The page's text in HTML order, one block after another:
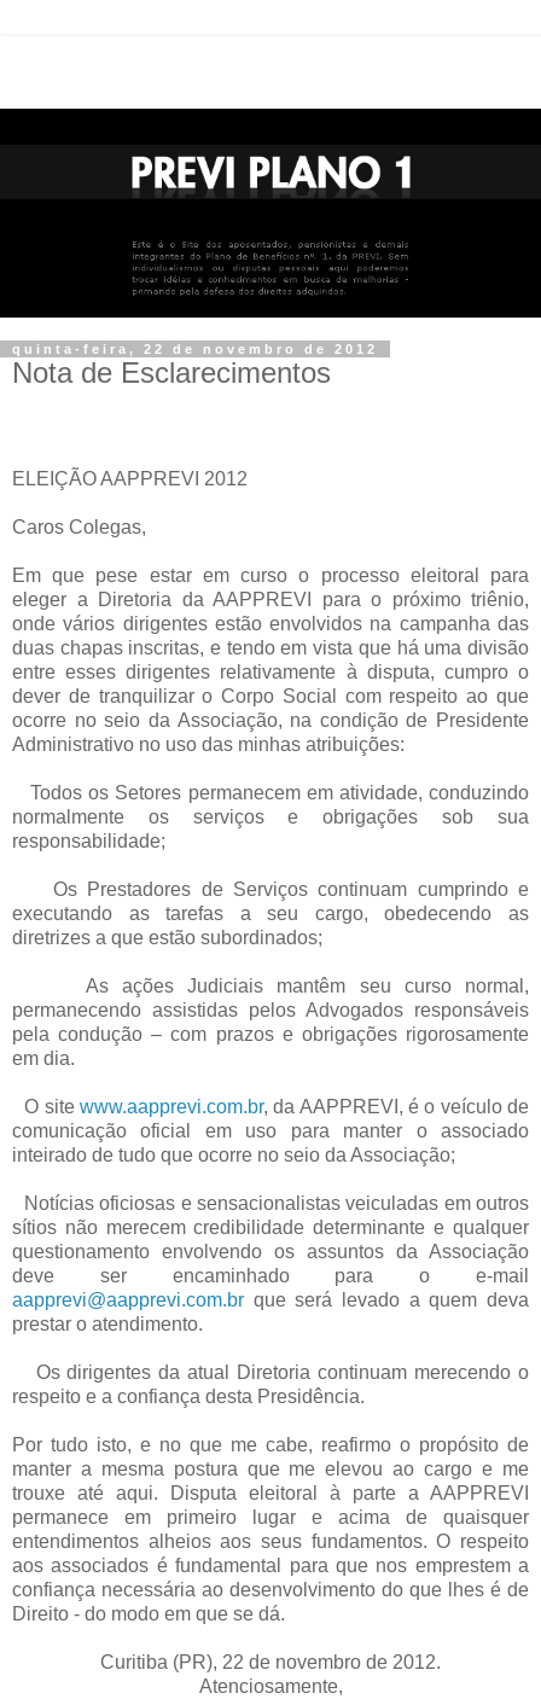
quinta-feira, 22 de novembro de 2012
Nota de Esclarecimentos
ELEIÇÃO AAPPREVI 2012
Caros Colegas,
Em que pese estar em curso o processo eleitoral para
eleger a Diretoria da AAPPREVI para o próximo triênio,
onde vários dirigentes estão envolvidos na campanha das
duas chapas inscritas, e tendo em vista que há uma divisão
entre esses dirigentes relativamente à disputa, cumpro o
dever de tranquilizar o Corpo Social com respeito ao que
ocorre no seio da Associação, na condição de Presidente
Administrativo no uso das minhas atribuições:
Todos os Setores permanecem em atividade, conduzindo
normalmente os serviços e obrigações sob sua
responsabilidade;
Os Prestadores de Serviços continuam cumprindo e
executando as tarefas a seu cargo, obedecendo as
diretrizes a que estão subordinados;
As ações Judiciais mantêm seu curso normal,
permanecendo assistidas pelos Advogados responsáveis
pela condução – com prazos e obrigações rigorosamente
em dia.
O site www.aapprevi.com.br, da AAPPREVI, é o veículo de
comunicação oficial em uso para manter o associado
inteirado de tudo que ocorre no seio da Associação;
Notícias oficiosas e sensacionalistas veiculadas em outros
sítios não merecem credibilidade determinante e qualquer
questionamento envolvendo os assuntos da Associação
deve ser encaminhado para o e-mail
aapprevi@aapprevi.com.br que será levado a quem deva
prestar o atendimento.
Os dirigentes da atual Diretoria continuam merecendo o
respeito e a confiança desta Presidência.
Por tudo isto, e no que me cabe, reafirmo o propósito de
manter a mesma postura que me elevou ao cargo e me
trouxe até aqui. Disputa eleitoral à parte a AAPPREVI
permanece em primeiro lugar e acima de quaisquer
entendimentos alheios aos seus fundamentos. O respeito
aos associados é fundamental para que nos emprestem a
confiança necessária ao desenvolvimento do que lhes é de
Direito - do modo em que se dá.
Curitiba (PR), 22 de novembro de 2012.
Atenciosamente,